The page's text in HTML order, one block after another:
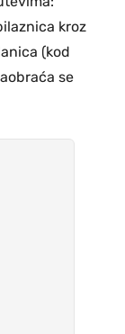
kroz
(kod
se